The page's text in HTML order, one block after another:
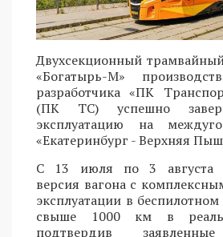
Двухсекционный
«Богатырь-М»
разработчика «ПК
(ПК ТС) успешно
эксплуатацию на
«Екатеринбург - Верхняя
С 13 июля по 3 августа
версия вагона с
эксплуатации в
свыше 1000 км в
подтвердив